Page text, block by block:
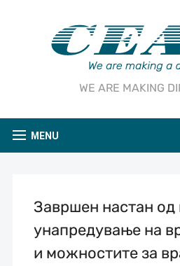
WE ARE MAKING
MENU
Завршен настан од
унапредување на
и можностите за